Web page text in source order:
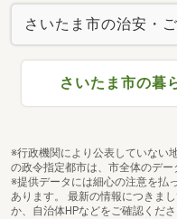
さいたま市の治安・
さいたま市の暮
※行政機関により公表していない
の政令指定都市は、市全体のデー
※提供データには細心の注意を払
あります。 最新の情報につきま
か、自治体HPなどをご確認くださ